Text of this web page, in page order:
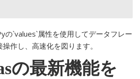
の`values`属性を使用してデータフレー
作し、高速化を図ります。
の最新機能を